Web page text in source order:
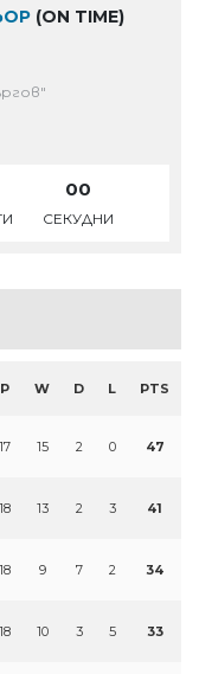
(ON TIME)
00
СЕКУДНИ
P W D L PTS
17 15 2 0 47
18 13 2 3 41
18 9 7 2 34
18 10 3 5 33